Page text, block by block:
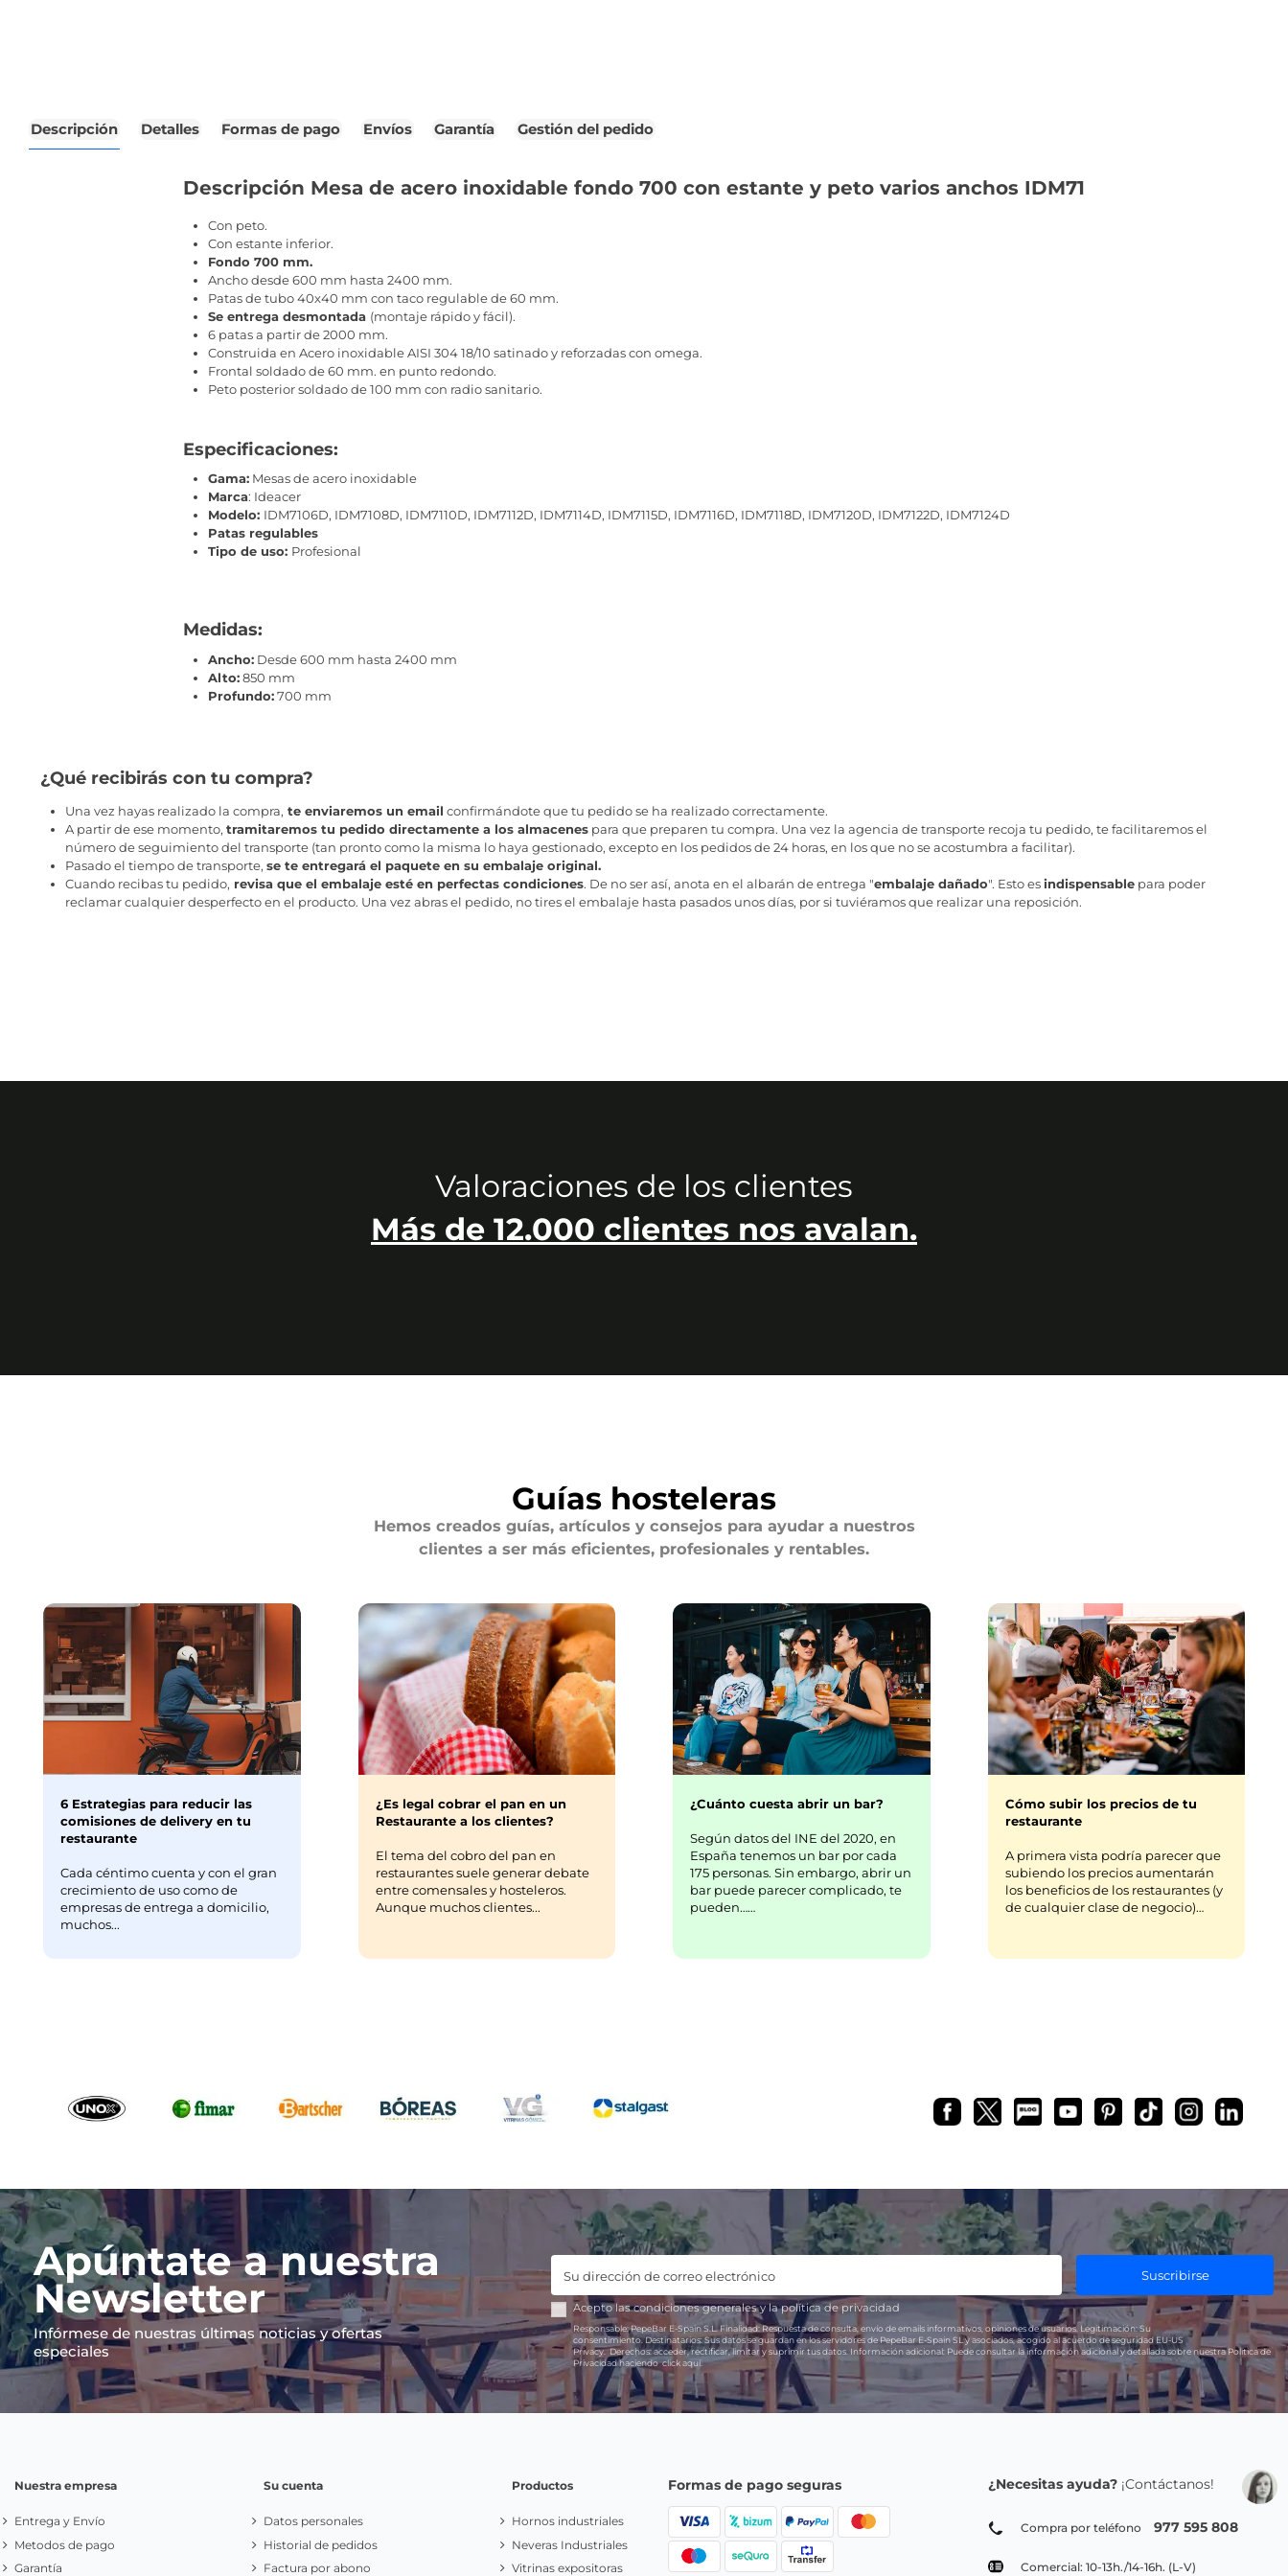
Descripción Detalles Formas de pago Envíos Garantía Gestión del pedido
Descripción Mesa de acero inoxidable fondo 700 con estante y peto varios anchos IDM71
Con peto.
Con estante inferior.
Fondo 700 mm.
Ancho desde 600 mm hasta 2400 mm.
Patas de tubo 40x40 mm con taco regulable de 60 mm.
Se entrega desmontada (montaje rápido y fácil).
6 patas a partir de 2000 mm.
Construida en Acero inoxidable AISI 304 18/10 satinado y reforzadas con omega.
Frontal soldado de 60 mm. en punto redondo.
Peto posterior soldado de 100 mm con radio sanitario.
Especificaciones:
Gama: Mesas de acero inoxidable
Marca: Ideacer
Modelo: IDM7106D, IDM7108D, IDM7110D, IDM7112D, IDM7114D, IDM7115D, IDM7116D, IDM7118D, IDM7120D, IDM7122D, IDM7124D
Patas regulables
Tipo de uso: Profesional
Medidas:
Ancho: Desde 600 mm hasta 2400 mm
Alto:850 mm
Profundo:700 mm
¿Qué recibirás con tu compra?
Una vez hayas realizado la compra, te enviaremos un email confirmándote que tu pedido se ha realizado correctamente.
A partir de ese momento, tramitaremos tu pedido directamente a los almacenespara que preparen tu compra. Una vez la agencia de transporte recoja tu pedido, te facilitaremos el
número de seguimiento del transporte (tan pronto como la misma lo haya gestionado, excepto en los pedidos de 24 horas, en los que no se acostumbra a facilitar).
Pasado el tiempo de transporte, se te entregará el paquete en su embalaje original.
Cuando recibas tu pedido, revisa que el embalaje esté en perfectas condiciones. De no ser así, anota en el albarán de entrega "embalaje dañado". Esto esindispensablepara poder
reclamar cualquier desperfecto en el producto. Una vez abras el pedido, no tires el embalaje hasta pasados unos días, por si tuviéramos que realizar una reposición.
Valoraciones de los clientes
Más de 12.000 clientes nos avalan.
Guías hosteleras
Hemos creados guías, artículos y consejos para ayudar a nuestros
clientes a ser más eficientes, profesionales y rentables.
6 Estrategias para reducir las
comisiones de delivery en tu
restaurante
Cada céntimo cuenta y con el gran
crecimiento de uso como de
empresas de entrega a domicilio,
muchos...
¿Es legal cobrar el pan en un
Restaurante a los clientes?
El tema del cobro del pan en
restaurantes suele generar debate
entre comensales y hosteleros.
Aunque muchos clientes...
¿Cuánto cuesta abrir un bar?
Según datos del INE del 2020, en
España tenemos un bar por cada
175 personas. Sin embargo, abrir un
bar puede parecer complicado, te
pueden……
Cómo subir los precios de tu
restaurante
A primera vista podría parecer que
subiendo los precios aumentarán
los beneficios de los restaurantes (y
de cualquier clase de negocio)…
Apúntate a nuestra
Newsletter
Infórmese de nuestras últimas noticias y ofertas
especiales
Suscribirse
Acepto lascondiciones generalesy lapolítica de privacidad
Responsable:PepeBar E-Spain S.L.Finalidad:Respuesta de consulta, envío de emails informativos, opiniones de usuarios. Legitimación:Su
consentimiento.Destinatarios:Sus datos se guardan en los servidores de PepeBar E-Spain SL y asociados, acogido al acuerdo de seguridad EU-US
Privacy.Derechos:acceder, rectificar, limitar y suprimir tus datos. Información adicional:Puede consultar la información adicional y detallada sobre nuestra Política de
Privacidad haciendoclick aquí.
Nuestra empresa
Entrega y Envío
Metodos de pago
Garantía
Su cuenta
Datos personales
Historial de pedidos
Factura por abono
Productos
Hornos industriales
Neveras Industriales
Vitrinas expositoras
Formas de pago seguras ¿Necesitas ayuda? ¡Contáctanos!
Compra por teléfono 977 595 808
Comercial: 10-13h./14-16h. (L-V)